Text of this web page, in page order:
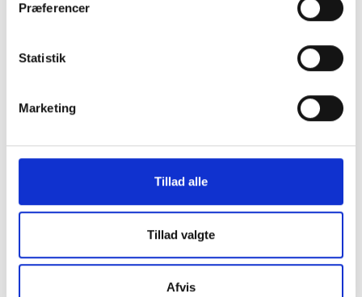
Præferencer
Statistik
Marketing
Tillad alle
Tillad valgte
Afvis
KONTAKT
Vester Allé 8B, 3. sal, 8000 Aarhus C
vifo@vifo.dk